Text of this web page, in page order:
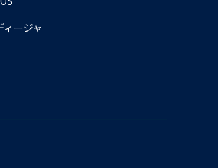
ージャ